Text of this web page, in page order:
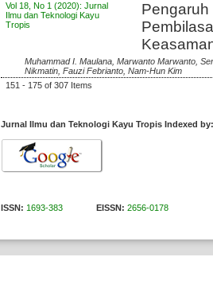
Vol 18, No 1 (2020): Jurnal
Ilmu dan Teknologi Kayu
Tropis
Pengaruh
Muhammad I. Maulana, Marwanto Marwanto,
Nikmatin, Fauzi Febrianto, Nam-Hun Kim
151 - 175 of 307 Items
Jurnal Ilmu dan Teknologi Kayu Tropis Indexed by:
ISSN: 1693-383 EISSN: 2656-0178